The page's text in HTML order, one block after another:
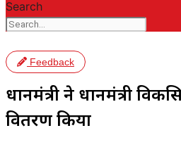
Search
Feedback
प्रधानमंत्री ने प्रधानमंत्री
वितरण किया